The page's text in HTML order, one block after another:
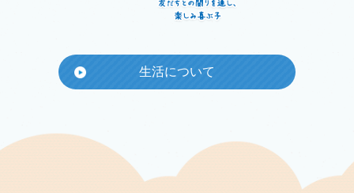
生活について